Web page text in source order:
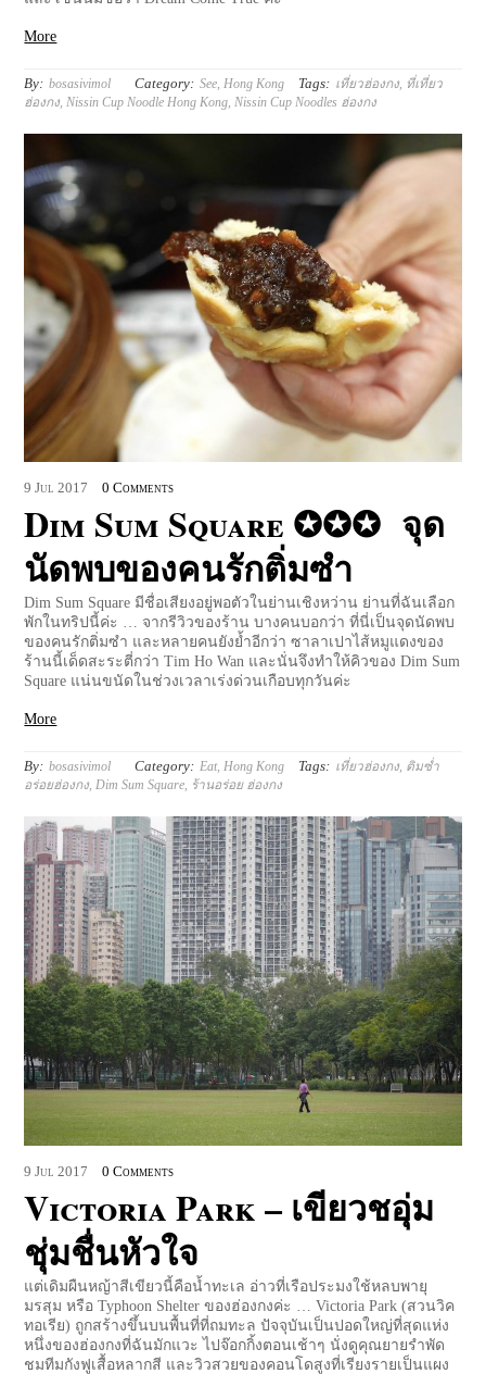
More
By: bosasivimol Category: See,Hong Kong Tags: เที่ยวฮ่องกง, ที่เที่ยว
ฮ่องกง,Nissin Cup Noodle Hong Kong,Nissin Cup Noodles ฮ่องกง
9 Jul 2017 0 Comments
Dim Sum Square ✪✪✪ จุด
นัดพบของคนรักติ่มซำ
Dim Sum Square มีชื่อเสียงอยู่พอตัวในย่านเชิงหว่าน ย่านที่ฉันเลือก
พักในทริปนี้ค่ะ … จากรีวิวของร้าน บางคนบอกว่า ที่นี่เป็นจุดนัดพบ
ของคนรักติ่มซำ และหลายคนยังย้ำอีกว่า ซาลาเปาไส้หมูแดงของ
ร้านนี้เด็ดสะระตี่กว่า Tim Ho Wan และนั่นจึงทำให้คิวของ Dim Sum
Square แน่นขนัดในช่วงเวลาเร่งด่วนเกือบทุกวันค่ะ
More
By: bosasivimol Category: Eat,Hong Kong Tags: เที่ยวฮ่องกง, ติมซ่ำ
อร่อยฮ่องกง,Dim Sum Square, ร้านอร่อย ฮ่องกง
9 Jul 2017 0 Comments
Victoria Park – เขียวชอุ่ม
ชุ่มชื่นหัวใจ
แต่เดิมผืนหญ้าสีเขียวนี้คือน้ำทะเล อ่าวที่เรือประมงใช้หลบพายุ
มรสุม หรือ Typhoon Shelter ของฮ่องกงค่ะ … Victoria Park (สวนวิค
ทอเรีย) ถูกสร้างขึ้นบนพื้นที่ที่ถมทะล ปัจจุบันเป็นปอดใหญ่ที่สุดแห่ง
หนึ่งของฮ่องกงที่ฉันมักแวะ ไปจ๊อกกิ้งตอนเช้าๆ นั่งดูคุณยายรำพัด
ชมทีมกังฟูเสื้อหลากสี และวิวสวยของคอนโดสูงที่เรียงรายเป็นแผง